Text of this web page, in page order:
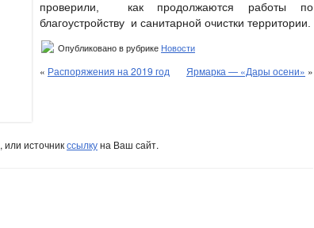
проверили, как продолжаются работы по
благоустройству и санитарной очистки территории.
Опубликовано в рубрике Новости
« Распоряжения на 2019 год Ярмарка — «Дары осени» »
, или источникссылкуна Ваш сайт.